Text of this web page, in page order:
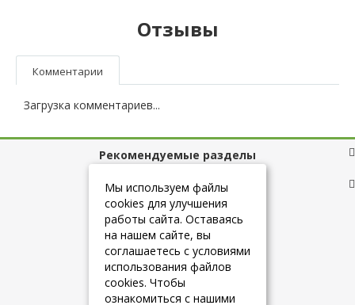
Отзывы
Комментарии
Загрузка комментариев...
Рекомендуемые разделы
Полезные ссылки
+7 (925) 084-10-60
Мы используем файлы
cookies для улучшения
работы сайта. Оставаясь
на нашем сайте, вы
соглашаетесь с условиями
использования файлов
cookies. Чтобы
ознакомиться с нашими